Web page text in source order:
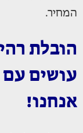
המחיר.
הובלת
עושים עם
אנחנו!